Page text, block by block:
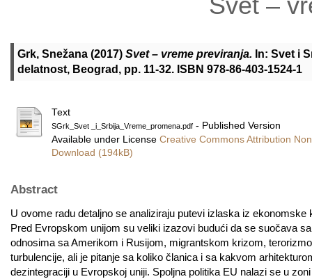
Grk, Snežana (2017) Svet – vreme previranja. In: Svet i
delatnost, Beograd, pp. 11-32. ISBN 978-86-403-1524-1
Text
SGrk_Svet _i_Srbija_Vreme_promena.pdf - Published Version
Available under License Creative Commons Attribution
Download (194kB)
Abstract
U ovome radu detaljno se analiziraju putevi izlaska iz
Pred Evropskom unijom su veliki izazovi budući da se suočava
odnosima sa Amerikom i Rusijom, migrantskom krizom,
turbulencije, ali je pitanje sa koliko članica i sa kakvom
dezintegraciji u Evropskoj uniji. Spoljna politika EU nalazi se u